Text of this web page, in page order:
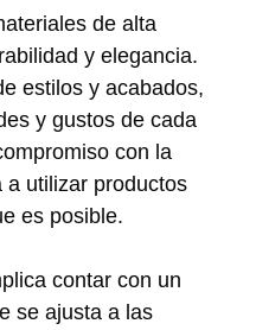
de alta
y elegancia.
estilos y acabados,
y gustos de cada
con la
a utilizar productos
es posible.
contar con un
se ajusta a las